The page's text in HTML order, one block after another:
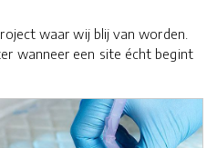
waar wij blij van worden.
wanneer een site écht begint